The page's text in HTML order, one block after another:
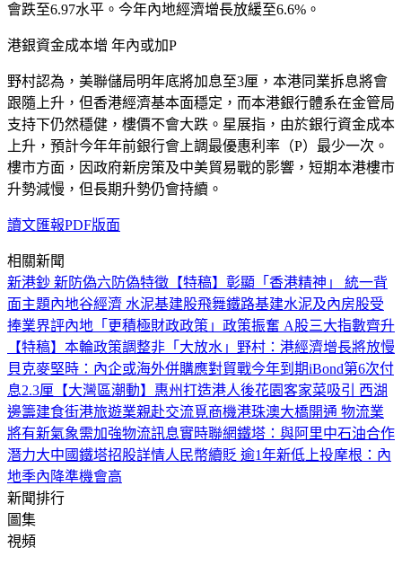
會跌至6.97水平。今年內地經濟增長放緩至6.6%。
港銀資金成本增 年內或加P
野村認為，美聯儲局明年底將加息至3厘，本港同業拆息將會
跟隨上升，但香港經濟基本面穩定，而本港銀行體系在金管局
支持下仍然穩健，樓價不會大跌。星展指，由於銀行資金成本
上升，預計今年年前銀行會上調最優惠利率（P）最少一次。
樓市方面，因政府新房策及中美貿易戰的影響，短期本港樓市
升勢減慢，但長期升勢仍會持續。
讀文匯報PDF版面
相關新聞
新港鈔 新防偽六防偽特徵 【特稿】彰顯「香港精神」 統一背
面主題內地谷經濟 水泥基建股飛舞鐵路基建水泥及內房股受
捧業界評內地「更積極財政政策」 政策振奮 A股三大指數齊升
【特稿】本輪政策調整非「大放水」 野村：港經濟增長將放慢
貝克麥堅時：內企或海外併購應對貿戰今年到期iBond第6次付
息2.3厘 【大灣區潮動】惠州打造港人後花園客家菜吸引 西湖
邊籌建食街港旅遊業親赴交流覓商機港珠澳大橋開通 物流業
將有新氣象需加強物流訊息實時聯網鐵塔：與阿里中石油合作
潛力大中國鐵塔招股詳情人民幣續貶 逾1年新低 上投摩根：內
地季內降準機會高
新聞排行
圖集
視頻